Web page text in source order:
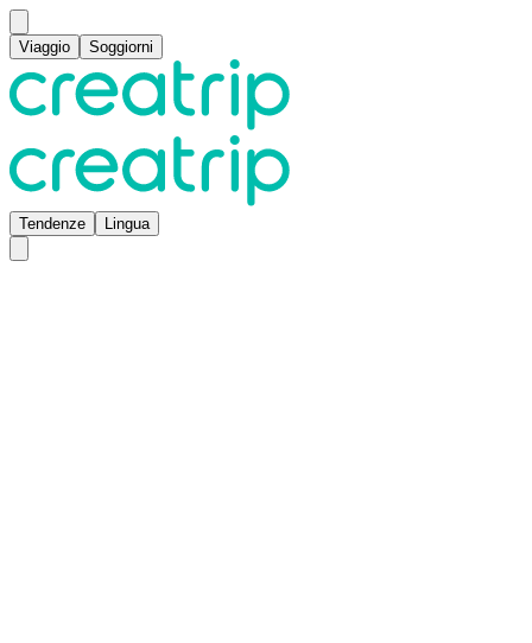
Viaggio Soggiorni
Tendenze Lingua